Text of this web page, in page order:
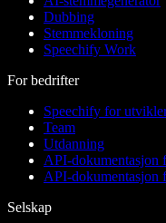
Dubbing
Stemmekloning
Speechify Work
For bedrifter
Speechify for
Team
Utdanning
API-dokumentasjon
API-dokumentasjon
Selskap